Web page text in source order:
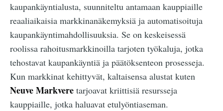
kaupankäyntialusta, suunniteltu antamaan kauppiaille
reaaliaikaisia markkinanäkemyksiä ja automatisoituja
kaupankäyntimahdollisuuksia. Se on keskeisessä
roolissa rahoitusmarkkinoilla tarjoten työkaluja, jotka
tehostavat kaupankäyntiä ja päätöksenteon prosesseja.
Kun markkinat kehittyvät, kaltaisensa alustat kuten
Neuve Markvere tarjoavat kriittisiä resursseja
kauppiaille, jotka haluavat etulyöntiaseman.